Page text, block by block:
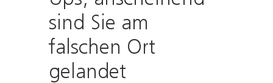
sind Sie am
falschen Ort
gelandet